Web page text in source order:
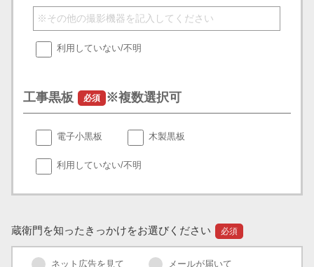
利用していない/不明
工事黒板 必須 ※複数選択可
電子小黒板 木製黒板
利用していない/不明
蔵衛門を知ったきっかけをお選びください 必須
ネット広告を見て メールが届いて